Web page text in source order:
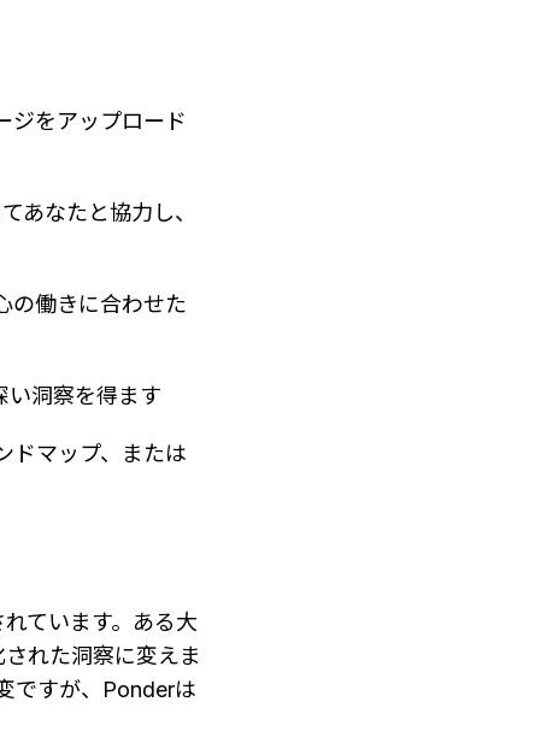
ジをアップロード
あなたと協力し、
の働きに合わせた
い洞察を得ます
ドマップ、または
ています。ある大
れた洞察に変えま
ですが、Ponderは